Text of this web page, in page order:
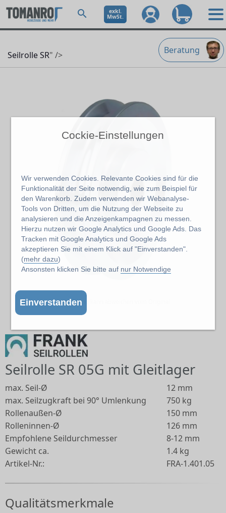
Cockie-Einstellungen
Wir verwenden Cookies. Relevante Cookies sind für die
Funktionalität der Seite notwendig, wie zum Beispiel für
den Warenkorb. Zudem verwenden wir Webanalyse-
Tools von Dritten, um die Nutzung der Webseite zu
analysieren und die Anzeigenkampagnen zu messen.
Hierzu nutzen wir Google Analytics und Google Ads. Das
Tracken mit Google Analytics und Google Ads
akzeptieren Sie mit einem Klick auf "Einverstanden".
(mehr dazu)
Ansonsten klicken Sie bitte auf nur Notwendige
Einverstanden
exkl.
MwSt.
Beratung
Seilrolle SR" />
Abbildung kann abweichen vom Original
Seilrolle SR 05G mit Gleitlager
max. Seil-Ø
12 mm
max. Seilzugkraft bei 90° Umlenkung
750 kg
Rollenaußen-Ø
150 mm
Rolleninnen-Ø
126 mm
Empfohlene Seildurchmesser
8-12 mm
Gewicht ca.
1.4 kg
Artikel-Nr.:
FRA-1.401.05
Qualitätsmerkmale